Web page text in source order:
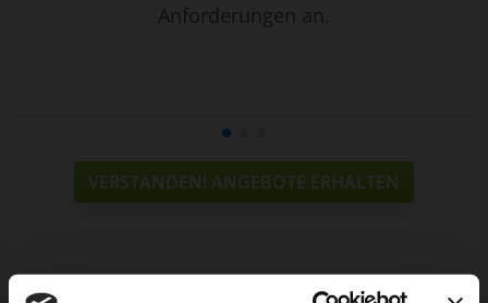
Anforderungen an.
VERSTANDEN! ANGEBOTE ERHALTEN